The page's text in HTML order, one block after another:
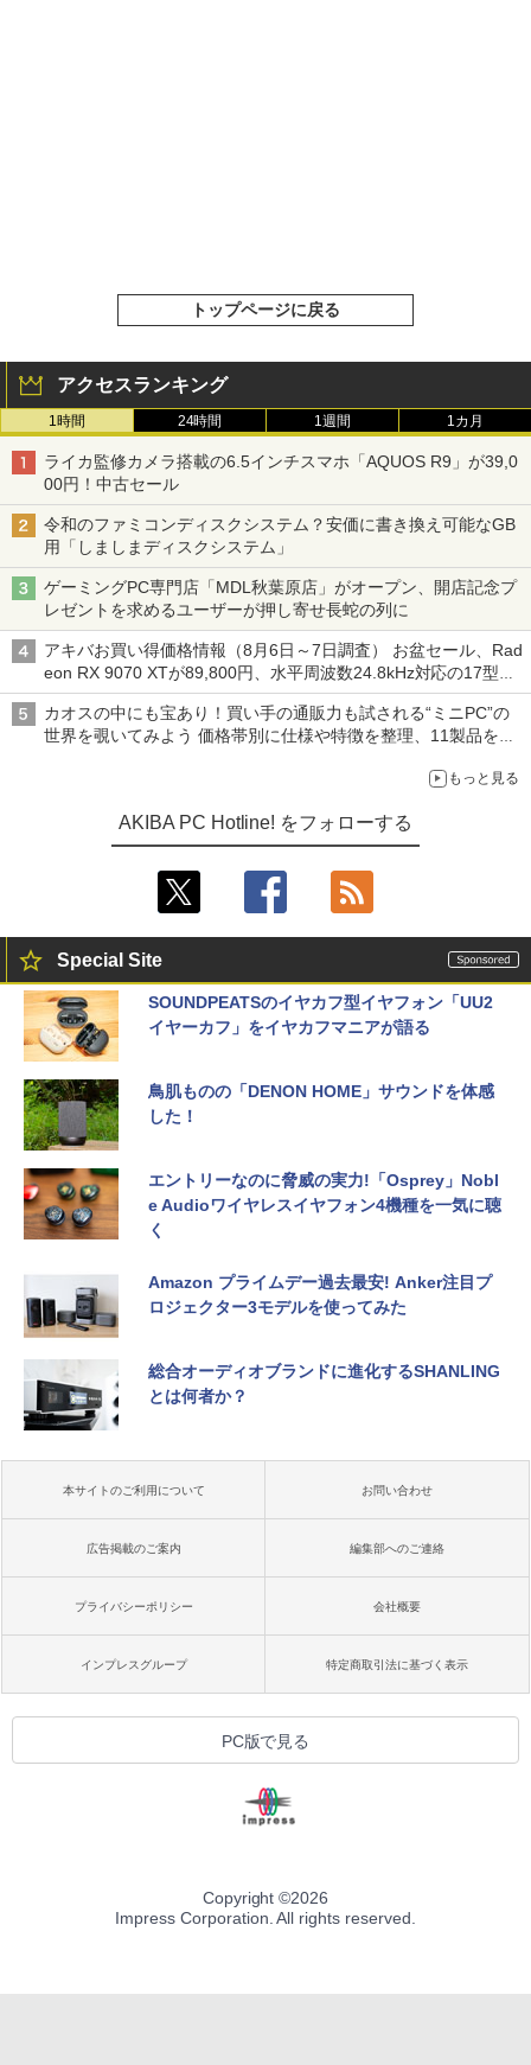
トップページに戻る
アクセスランキング
1時間 24時間 1週間 1カ月
ライカ監修カメラ搭載の6.5インチスマホ「AQUOS R9」が39,0
00円！中古セール
令和のファミコンディスクシステム？安価に書き換え可能なGB
用「しましまディスクシステム」
ゲーミングPC専門店「MDL秋葉原店」がオープン、開店記念プ
レゼントを求めるユーザーが押し寄せ長蛇の列に
アキバお買い得価格情報（8月6日～7日調査） お盆セール、Rad
eon RX 9070 XTが89,800円、水平周波数24.8kHz対応の17型モ
ニターが9,801円、暑さ指数連動セール ほか
カオスの中にも宝あり！買い手の通販力も試される“ミニPC”の
世界を覗いてみよう 価格帯別に仕様や特徴を整理、11製品をピ
もっと見る
AKIBA PC Hotline! をフォローする
Special Site
SOUNDPEATSのイヤカフ型イヤフォン「UU2
イヤーカフ」をイヤカフマニアが語る
鳥肌ものの「DENON HOME」サウンドを体感
した！
エントリーなのに脅威の実力!「Osprey」Nobl
e Audioワイヤレスイヤフォン4機種を一気に聴
く
Amazon プライムデー過去最安! Anker注目プ
ロジェクター3モデルを使ってみた
総合オーディオブランドに進化するSHANLING
とは何者か？
本サイトのご利用について お問い合わせ
広告掲載のご案内 編集部へのご連絡
プライバシーポリシー 会社概要
インプレスグループ 特定商取引法に基づく表示
PC版で見る
Copyright ©2026
Impress Corporation. All rights reserved.